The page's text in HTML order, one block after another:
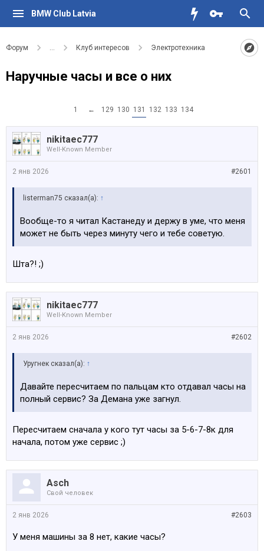
BMW Club Latvia
Форум ... Клуб интересов Электротехника
Наручные часы и все о них
1 ← 129 130 131 132 133 134
nikitaec777
Well-Known Member
#2601
2 янв 2026
listerman75 сказал(а): ↑
Вообще-то я читал Кастанеду и держу в уме, что меня
может не быть через минуту чего и тебе советую.
Шта?! ;)
nikitaec777
Well-Known Member
#2602
2 янв 2026
Уругнек сказал(а): ↑
Давайте пересчитаем по пальцам кто отдавал часы на
полный сервис? За Демана уже загнул.
Пересчитаем сначала у кого тут часы за 5-6-7-8к для
начала, потом уже сервис ;)
Asch
Свой человек
#2603
2 янв 2026
У меня машины за 8 нет, какие часы?